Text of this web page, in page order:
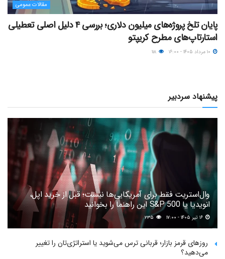
مقالات عمومی
پایان تلخ پروژه‌های میلیون دلاری؛ بررسی ۴ دلیل اصلی تعطیلی
استارتاپ‌های مطرح کریپتو
پیشنهاد سردبیر
وال‌استریت فقط برای آمریکایی‌ها نیست؛ قبل از خرید اپل،
انویدیا یا S&P 500 این راهنما را بخوانید
۲۳۵
روزهای قرمز بازار؛ قربانی ترس می‌شوید یا استراتژی‌تان را تغییر
می‌دهید؟